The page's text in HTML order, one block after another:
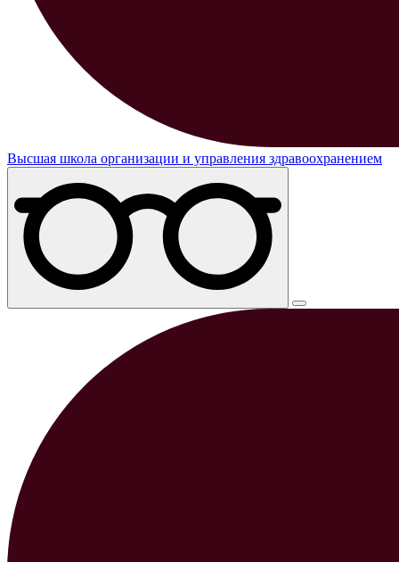
Высшая школа организации и управления здравоохранением